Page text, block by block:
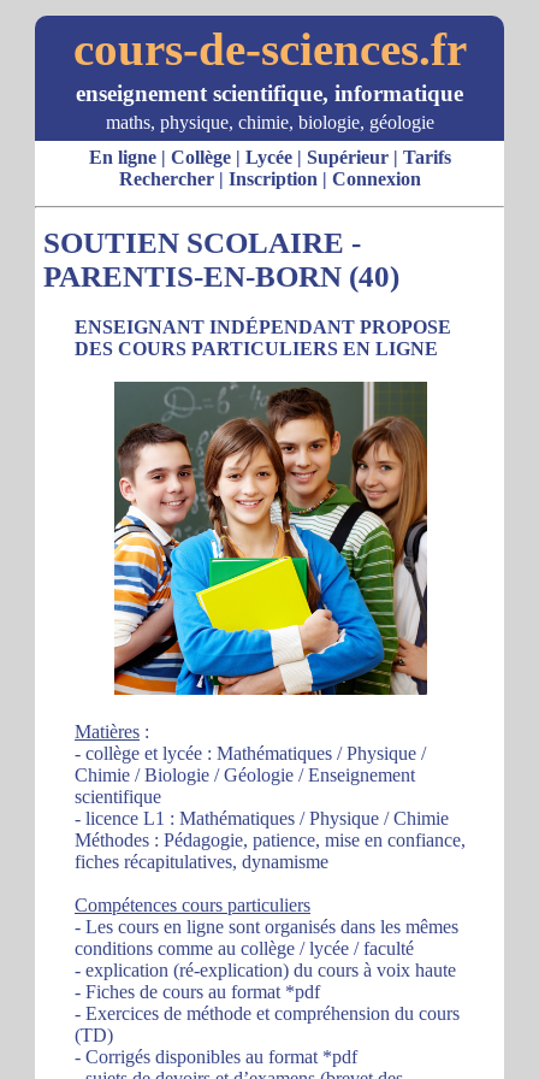
cours-de-sciences.fr
enseignement scientifique, informatique
maths, physique, chimie, biologie, géologie
En ligne| Collège| Lycée| Supérieur| Tarifs
Rechercher| Inscription | Connexion
SOUTIEN SCOLAIRE -
PARENTIS-EN-BORN (40)
ENSEIGNANT INDÉPENDANT PROPOSE
DES COURS PARTICULIERS EN LIGNE
Matières :
- collège et lycée : Mathématiques / Physique /
Chimie / Biologie / Géologie / Enseignement
scientifique
- licence L1 : Mathématiques / Physique / Chimie
Méthodes : Pédagogie, patience, mise en confiance,
fiches récapitulatives, dynamisme
Compétences cours particuliers
- Les cours en ligne sont organisés dans les mêmes
conditions comme au collège / lycée / faculté
- explication (ré-explication) du cours à voix haute
- Fiches de cours au format *pdf
- Exercices de méthode et compréhension du cours
(TD)
- Corrigés disponibles au format *pdf